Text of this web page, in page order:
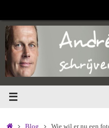
de
inhoud
HomeBlog Wie wil er nu een